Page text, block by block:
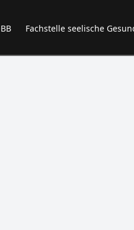
Fachstelle seelische